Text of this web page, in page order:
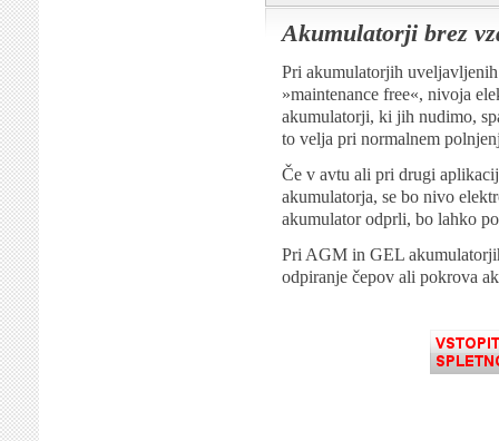
Akumulatorji brez
Pri akumulatorjih
»maintenance free«, nivoja
akumulatorji, ki jih nudimo,
to velja pri normalnem
Če v avtu ali pri drugi
akumulatorja, se bo nivo
akumulator odprli, bo lahko
Pri AGM in GEL
odpiranje čepov ali pokrova